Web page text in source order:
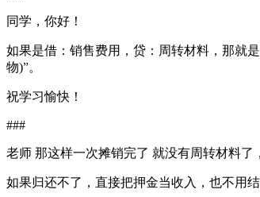
同学，你好！
如果是借：销售费用，贷：周转材料，那就
物)”。
祝学习愉快！
###
老师 那这样一次摊销完了 就没有周转材料
如果归还不了，直接把押金当收入，也不用